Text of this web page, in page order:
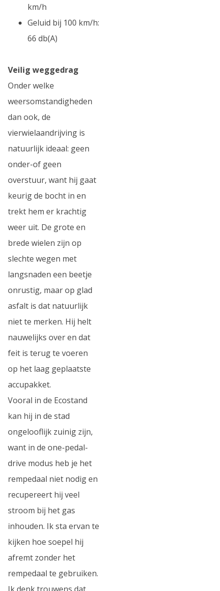
km/h
Geluid bij 100 km/h:
66 db(A)
Veilig weggedrag
Onder welke
weersomstandigheden
dan ook, de
vierwielaandrijving is
natuurlijk ideaal: geen
onder-of geen
overstuur, want hij gaat
keurig de bocht in en
trekt hem er krachtig
weer uit. De grote en
brede wielen zijn op
slechte wegen met
langsnaden een beetje
onrustig, maar op glad
asfalt is dat natuurlijk
niet te merken. Hij helt
nauwelijks over en dat
feit is terug te voeren
op het laag geplaatste
accupakket.
Vooral in de Ecostand
kan hij in de stad
ongelooflijk zuinig zijn,
want in de one-pedal-
drive modus heb je het
rempedaal niet nodig en
recupereert hij veel
stroom bij het gas
inhouden. Ik sta ervan te
kijken hoe soepel hij
afremt zonder het
rempedaal te gebruiken.